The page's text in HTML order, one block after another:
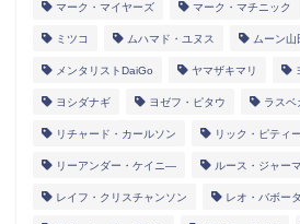
マーク・マイヤーズ マーク・マチニック
ミツコ ムハマド・ユヌス ムーン山
メンタリストDaiGo ヤマザキマリ
ヨシダナギ ヨゼフ・ピタウ ラスベ
リチャード・カールソン リック・ピティ
リーアンダー・ケイニ― ルース・ジャー
レイフ・クリスチャンソン レオ・バボータ